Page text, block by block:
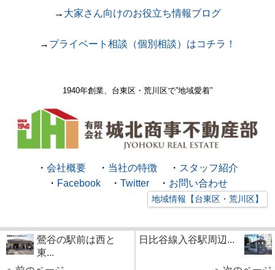
→ 大家さん向けのお役立ち情報ブログ
→ プライベート相談（個別相談）はコチラ！
1940年創業、台東区・荒川区で”地域愛着”
・ 会社概要 ・ 当社の特徴 ・ スタッフ紹介
・ Facebook ・ Twitter ・ お問い合わせ
地域情報【台東区・荒川区】
鶯谷の駅前は西と
東...
日比谷線入谷駅周辺...